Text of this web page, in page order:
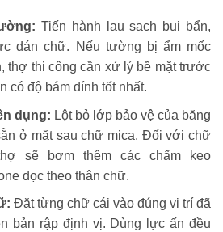
Tiến hành lau sạch bụi bẩn,
dán chữ. Nếu tường bị ẩm mốc
thợ thi công cần xử lý bề mặt trước
có độ bám dính tốt nhất.
dụng: Lột bỏ lớp bảo vệ của băng
ở mặt sau chữ mica. Đối với chữ
sẽ bơm thêm các chấm keo
dọc theo thân chữ.
Đặt từng chữ cái vào đúng vị trí đã
bản rập định vị. Dùng lực ấn đều